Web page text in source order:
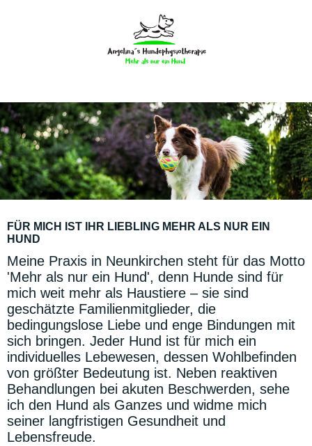
FÜR MICH IST IHR LIEBLING MEHR ALS NUR EIN
HUND
Meine Praxis in Neunkirchen steht für das Motto
'Mehr als nur ein Hund', denn Hunde sind für
mich weit mehr als Haustiere – sie sind
geschätzte Familienmitglieder, die
bedingungslose Liebe und enge Bindungen mit
sich bringen. Jeder Hund ist für mich ein
individuelles Lebewesen, dessen Wohlbefinden
von größter Bedeutung ist. Neben reaktiven
Behandlungen bei akuten Beschwerden, sehe
ich den Hund als Ganzes und widme mich
seiner langfristigen Gesundheit und
Lebensfreude.